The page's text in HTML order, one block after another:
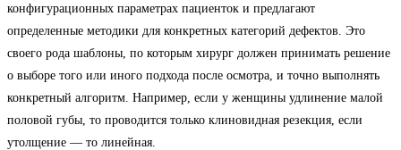
конфигурационных параметрах пациенток и предлагают
определенные методики для конкретных категорий дефектов. Это
своего рода шаблоны, по которым хирург должен принимать решение
о выборе того или иного подхода после осмотра, и точно выполнять
конкретный алгоритм. Например, если у женщины удлинение малой
половой губы, то проводится только клиновидная резекция, если
утолщение — то линейная.